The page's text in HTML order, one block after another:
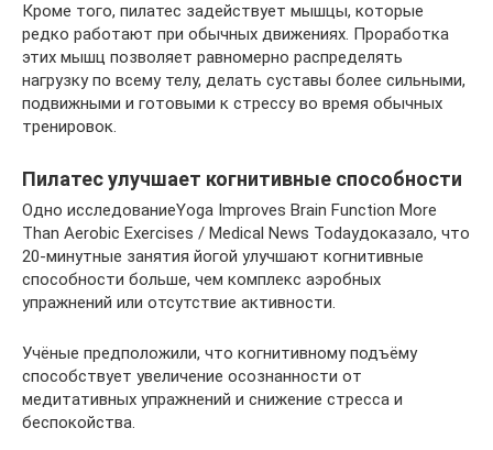
Кроме того, пилатес задействует мышцы, которые
редко работают при обычных движениях. Проработка
этих мышц позволяет равномерно распределять
нагрузку по всему телу, делать суставы более сильными,
подвижными и готовыми к стрессу во время обычных
тренировок.
Пилатес улучшает когнитивные способности
Одно исследованиеYoga Improves Brain Function More
Than Aerobic Exercises / Medical News Todayдоказало, что
20-минутные занятия йогой улучшают когнитивные
способности больше, чем комплекс аэробных
упражнений или отсутствие активности.
Учёные предположили, что когнитивному подъёму
способствует увеличение осознанности от
медитативных упражнений и снижение стресса и
беспокойства.